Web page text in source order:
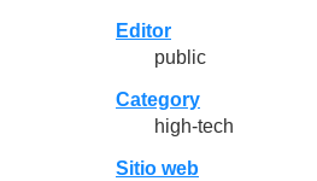
Editor
public
Category
high-tech
Sitio web